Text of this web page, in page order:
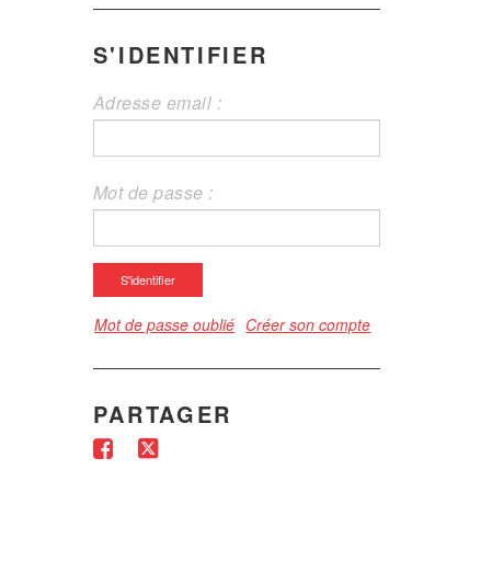
S'IDENTIFIER
Adresse email :
Mot de passe :
S'identifier
Mot de passe oublié Créer son compte
PARTAGER